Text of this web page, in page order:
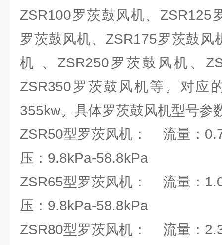
ZSR100罗茨鼓风机、ZSR125
罗茨鼓风机、ZSR175罗茨鼓风
机 、ZSR250罗茨鼓风机、
ZSR350罗茨鼓风机等。对应
355kw。具体罗茨鼓风机型号参
ZSR50型罗茨风机： 流量：
压：9.8kPa-58.8kPa
ZSR65型罗茨风机： 流量：
压：9.8kPa-58.8kPa
ZSR80型罗茨风机： 流量：